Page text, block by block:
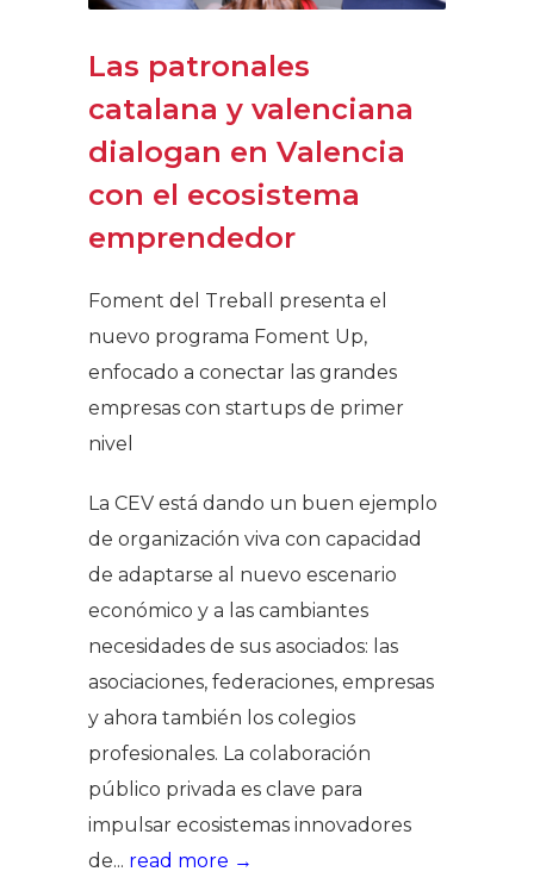
Las patronales
catalana y valenciana
dialogan en Valencia
con el ecosistema
emprendedor
Foment del Treball presenta el
nuevo programa Foment Up,
enfocado a conectar las grandes
empresas con startups de primer
nivel
La CEV está dando un buen ejemplo
de organización viva con capacidad
de adaptarse al nuevo escenario
económico y a las cambiantes
necesidades de sus asociados: las
asociaciones, federaciones, empresas
y ahora también los colegios
profesionales. La colaboración
público privada es clave para
impulsar ecosistemas innovadores
de... read more →